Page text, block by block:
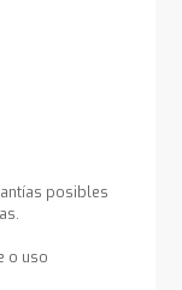
posibles
o uso